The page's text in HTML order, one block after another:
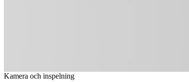
Kamera och inspelning